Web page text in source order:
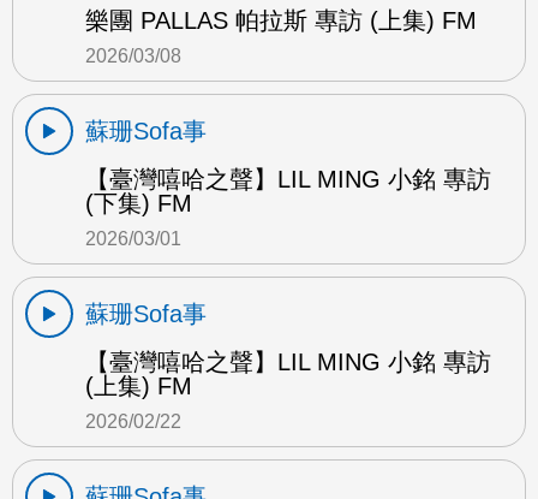
樂團 PALLAS 帕拉斯 專訪 (上集) FM
2026/03/08
蘇珊Sofa事
【臺灣嘻哈之聲】LIL MING 小銘 專訪
(下集) FM
2026/03/01
蘇珊Sofa事
【臺灣嘻哈之聲】LIL MING 小銘 專訪
(上集) FM
2026/02/22